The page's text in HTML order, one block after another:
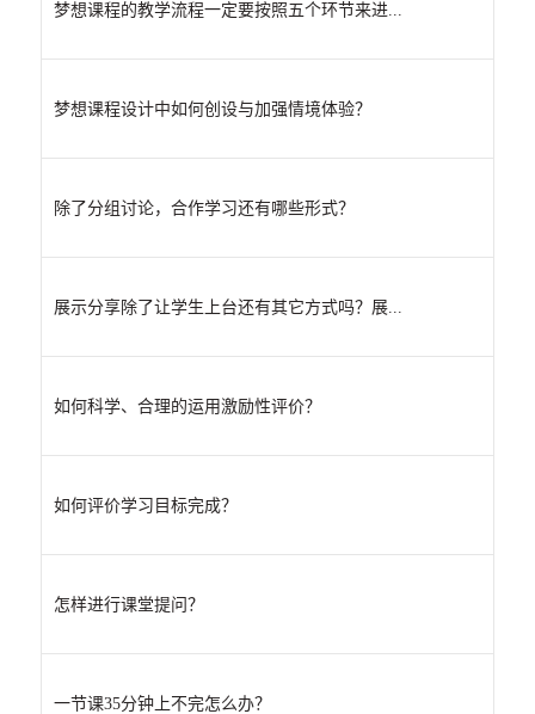
梦想课程的教学流程一定要按照五个环节来进...
梦想课程设计中如何创设与加强情境体验？
除了分组讨论，合作学习还有哪些形式？
展示分享除了让学生上台还有其它方式吗？展...
如何科学、合理的运用激励性评价？
如何评价学习目标完成？
怎样进行课堂提问？
一节课35分钟上不完怎么办？